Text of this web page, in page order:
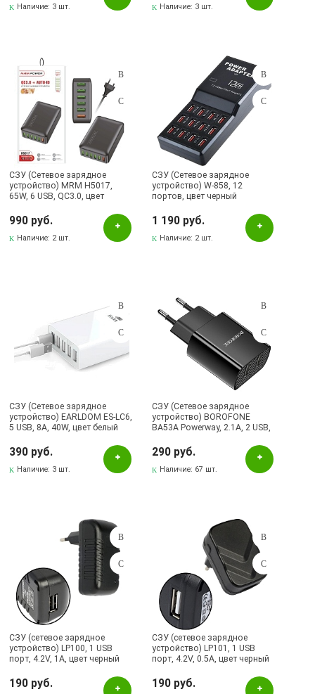
Наличие: 3 шт. Наличие: 3 шт.
СЗУ (Сетевое зарядное
устройство) MRM H5017,
65W, 6 USB, QC3.0, цвет
990 руб.
Наличие: 2 шт.
СЗУ (Сетевое зарядное
устройство) W-858, 12
портов, цвет черный
1 190 руб.
Наличие: 2 шт.
СЗУ (Сетевое зарядное
устройство) EARLDOM ES-LC6,
5 USB, 8А, 40W, цвет белый
390 руб.
Наличие: 3 шт.
СЗУ (Сетевое зарядное
устройство) BOROFONE
BA53A Powerway, 2.1A, 2 USB,
290 руб.
Наличие: 67 шт.
СЗУ (сетевое зарядное
устройство) LP100, 1 USB
порт, 4.2V, 1A, цвет черный
190 руб.
СЗУ (сетевое зарядное
устройство) LP101, 1 USB
порт, 4.2V, 0.5A, цвет черный
190 руб.